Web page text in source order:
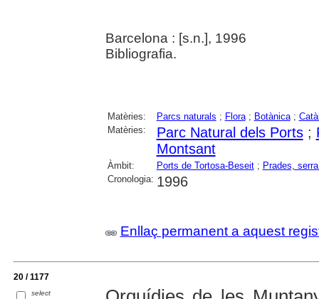
Barcelona : [s.n.], 1996
Bibliografia.
Matèries: Parcs naturals ; Flora; Botànica;
Matèries:
Parc Natural dels Ports;
Montsant
Àmbit: Ports de Tortosa-Beseit; Prades,
Cronologia: 1996
Enllaç permanent a aquest
20 / 1177
select